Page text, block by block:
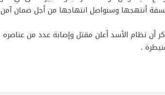
أنتهجها وسنواصل انتهاجها من أجل ضمان
أن نظام الأسد أعلن مقتل وإصابة عدد من
.